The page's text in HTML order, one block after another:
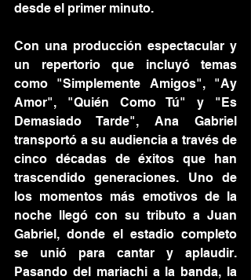
desde el primer minuto.
Con una producción espectacular y
un repertorio que incluyó temas
como "Simplemente Amigos", "Ay
Amor", "Quién Como Tú" y "Es
Demasiado Tarde", Ana Gabriel
transportó a su audiencia a través de
cinco décadas de éxitos que han
trascendido generaciones. Uno de
los momentos más emotivos de la
noche llegó con su tributo a Juan
Gabriel, donde el estadio completo
se unió para cantar y aplaudir.
Pasando del mariachi a la banda, la